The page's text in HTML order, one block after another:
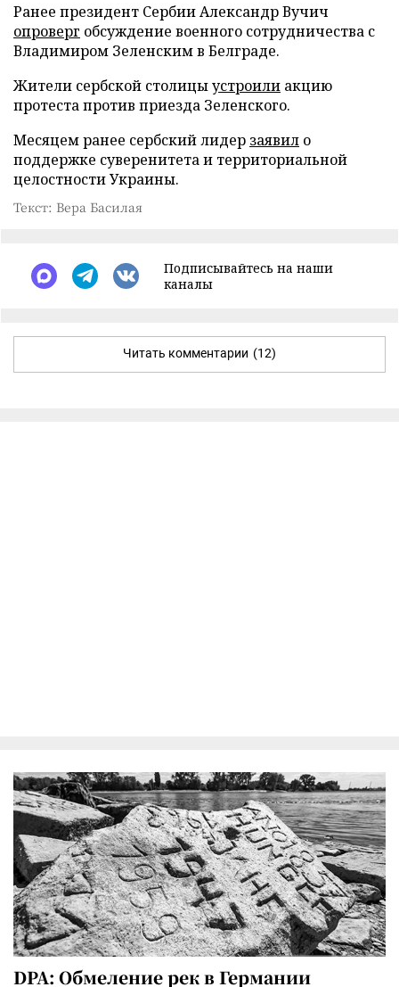
Ранее президент Сербии Александр Вучич
опроверг обсуждение военного сотрудничества с
Владимиром Зеленским в Белграде.
Жители сербской столицыустроили акцию
протеста против приезда Зеленского.
Месяцем ранее сербский лидер заявил о
поддержке суверенитета и территориальной
целостности Украины.
Текст: Вера Басилая
Подписывайтесь на наши
каналы
Читать комментарии (12)
DPA: Обмеление рек в Германии